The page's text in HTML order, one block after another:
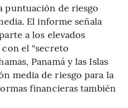
puntuación de riesgo
El informe señala
a los elevados
el “secreto
Panamá y las Islas
media de riesgo para la
financieras también